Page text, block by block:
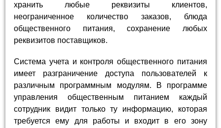
хранить любые реквизиты клиентов,
неограниченное количество заказов, блюда
общественного питания, сохранение любых
реквизитов поставщиков.
Система учета и контроля общественного питания
имеет разграничение доступа пользователей к
различным программным модулям. В программе
управления общественным питанием каждый
сотрудник видит только ту информацию, которая
требуется ему для работы и входит в его зону